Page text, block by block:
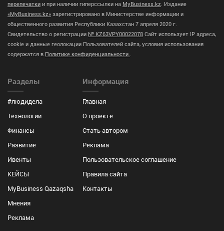
перепечатки и при наличии гиперссылки на MyBusiness.kz. Издание
«MyBusiness.kz» зарегистрировано в Министерстве информации и
общественного развития Республики Казахстан 7 апреля 2020 г.
Свидетельство о регистрации № KZ63VPY00022078 Сайт использует IP адреса,
cookie и данные геолокации Пользователей сайта, условия использования
содержатся в Политике конфиденциальности..
Разделы
#людидела
Технологии
Финансы
Развитие
Ивенты
КЕЙСЫ
MyBusiness Qazaqsha
Мнения
Реклама
Информация
Главная
О проекте
Стать автором
Реклама
Пользовательское соглашение
Правила сайта
Контакты